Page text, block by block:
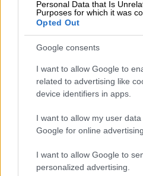
Personal Data that Is
Purposes for which it was
Opted Out
Google consents
I want to allow Google to
related to advertising like
device identifiers in apps.
I want to allow my user
Google for online
I want to allow Google to
personalized advertising.
εμπλέκει σε
Ρούτσι είναι θέμα
Ο βουλευτής της Νέας
και για τον Πάνο
όγδοη ημέρα απεργίας
εκταφή της σορού του